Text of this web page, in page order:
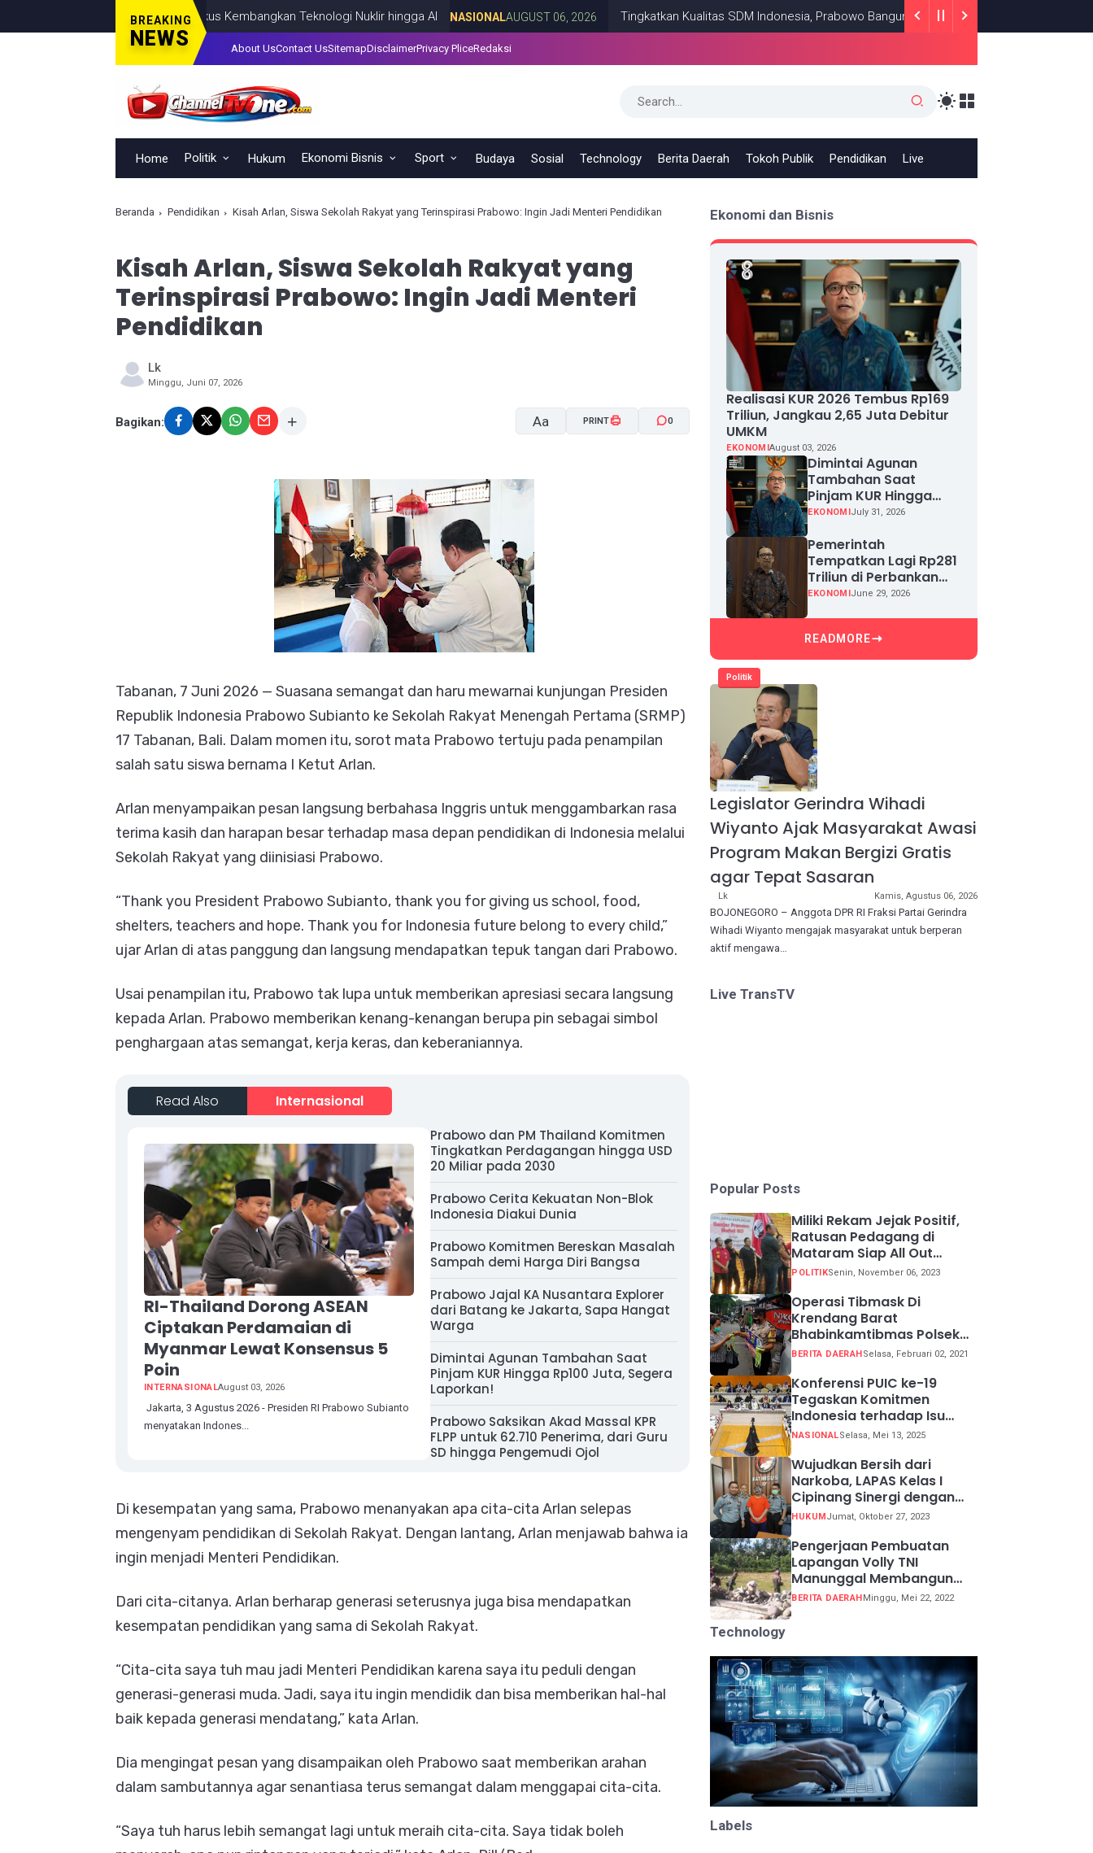
BREAKING
NEWS
Saing Indonesia, BRIN Fokus Kembangkan Teknologi Nuklir hingga AI NASIONALAUGUST 06, 2026 Tingkatkan Kualitas SDM Indonesia, Prabowo Bangun Sekolah Unggulan hingga Undang
About UsContact UsSitemapDisclaimerPrivacy PliceRedaksi
Home Politik Hukum Ekonomi Bisnis Sport Budaya Sosial Technology Berita Daerah Tokoh Publik Pendidikan Live
Beranda Pendidikan Kisah Arlan, Siswa Sekolah Rakyat yang Terinspirasi Prabowo: Ingin Jadi Menteri Pendidikan
Kisah Arlan, Siswa Sekolah Rakyat yang
Terinspirasi Prabowo: Ingin Jadi Menteri
Pendidikan
Lk
Minggu, Juni 07, 2026
Bagikan: Aa PRINT 0
Tabanan, 7 Juni 2026 — Suasana semangat dan haru mewarnai kunjungan Presiden
Republik Indonesia Prabowo Subianto ke Sekolah Rakyat Menengah Pertama (SRMP)
17 Tabanan, Bali. Dalam momen itu, sorot mata Prabowo tertuju pada penampilan
salah satu siswa bernama I Ketut Arlan.
Arlan menyampaikan pesan langsung berbahasa Inggris untuk menggambarkan rasa
terima kasih dan harapan besar terhadap masa depan pendidikan di Indonesia melalui
Sekolah Rakyat yang diinisiasi Prabowo.
“Thank you President Prabowo Subianto, thank you for giving us school, food,
shelters, teachers and hope. Thank you for Indonesia future belong to every child,”
ujar Arlan di atas panggung dan langsung mendapatkan tepuk tangan dari Prabowo.
Usai penampilan itu, Prabowo tak lupa untuk memberikan apresiasi secara langsung
kepada Arlan. Prabowo memberikan kenang-kenangan berupa pin sebagai simbol
penghargaan atas semangat, kerja keras, dan keberaniannya.
Read Also Internasional
RI-Thailand Dorong ASEAN
Ciptakan Perdamaian di
Myanmar Lewat Konsensus 5
Poin
INTERNASIONALAugust 03, 2026
Jakarta, 3 Agustus 2026 - Presiden RI Prabowo Subianto
menyatakan Indones...
Prabowo dan PM Thailand Komitmen
Tingkatkan Perdagangan hingga USD
20 Miliar pada 2030
Prabowo Cerita Kekuatan Non-Blok
Indonesia Diakui Dunia
Prabowo Komitmen Bereskan Masalah
Sampah demi Harga Diri Bangsa
Prabowo Jajal KA Nusantara Explorer
dari Batang ke Jakarta, Sapa Hangat
Warga
Dimintai Agunan Tambahan Saat
Pinjam KUR Hingga Rp100 Juta, Segera
Laporkan!
Prabowo Saksikan Akad Massal KPR
FLPP untuk 62.710 Penerima, dari Guru
SD hingga Pengemudi Ojol
Di kesempatan yang sama, Prabowo menanyakan apa cita-cita Arlan selepas
mengenyam pendidikan di Sekolah Rakyat. Dengan lantang, Arlan menjawab bahwa ia
ingin menjadi Menteri Pendidikan.
Dari cita-citanya. Arlan berharap generasi seterusnya juga bisa mendapatkan
kesempatan pendidikan yang sama di Sekolah Rakyat.
“Cita-cita saya tuh mau jadi Menteri Pendidikan karena saya itu peduli dengan
generasi-generasi muda. Jadi, saya itu ingin mendidik dan bisa memberikan hal-hal
baik kepada generasi mendatang,” kata Arlan.
Dia mengingat pesan yang disampaikan oleh Prabowo saat memberikan arahan
dalam sambutannya agar senantiasa terus semangat dalam menggapai cita-cita.
“Saya tuh harus lebih semangat lagi untuk meraih cita-cita. Saya tidak boleh
Ekonomi dan Bisnis
Realisasi KUR 2026 Tembus Rp169
Triliun, Jangkau 2,65 Juta Debitur
UMKM
EKONOMIAugust 03, 2026
Dimintai Agunan
Tambahan Saat
Pinjam KUR Hingga
Rp100 Juta, Segera
EKONOMI July 31, 2026
Pemerintah
Tempatkan Lagi Rp281
Triliun di Perbankan
demi Jaga Likuiditas
EKONOMI June 29, 2026
READMORE
Politik
Legislator Gerindra Wihadi
Wiyanto Ajak Masyarakat Awasi
Program Makan Bergizi Gratis
agar Tepat Sasaran
Lk Kamis, Agustus 06, 2026
BOJONEGORO – Anggota DPR RI Fraksi Partai Gerindra
Wihadi Wiyanto mengajak masyarakat untuk berperan
aktif mengawa…
Live TransTV
Popular Posts
Miliki Rekam Jejak Positif,
Ratusan Pedagang di
Mataram Siap All Out
Menangkan Ganjar-Mahfud
POLITIKSenin, November 06, 2023
Operasi Tibmask Di
Krendang Barat
Bhabinkamtibmas Polsek
Tambora Bagikan Masker
Prokes
BERITA DAERAHSelasa, Februari 02, 2021
Konferensi PUIC ke-19
Tegaskan Komitmen
Indonesia terhadap Isu
Lingkungan Global
NASIONALSelasa, Mei 13, 2025
Wujudkan Bersih dari
Narkoba, LAPAS Kelas I
Cipinang Sinergi dengan
Kepolisian Resor Metro
HUKUMJumat, Oktober 27, 2023
Pengerjaan Pembuatan
Lapangan Volly TNI
Manunggal Membangun
Desa (TMMD) ke 113
BERITA DAERAHMinggu, Mei 22, 2022
Technology
Labels